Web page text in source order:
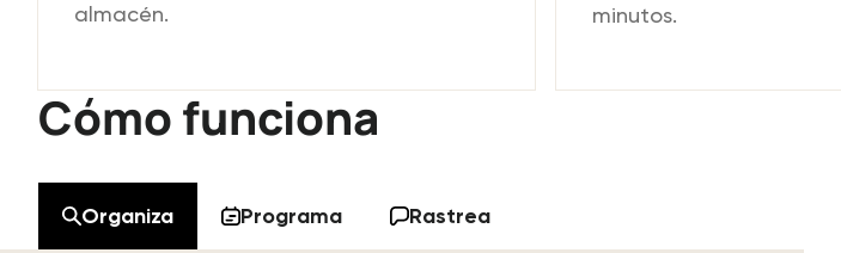
almacén.
minutos.
Cómo funciona
Organiza Programa Rastrea